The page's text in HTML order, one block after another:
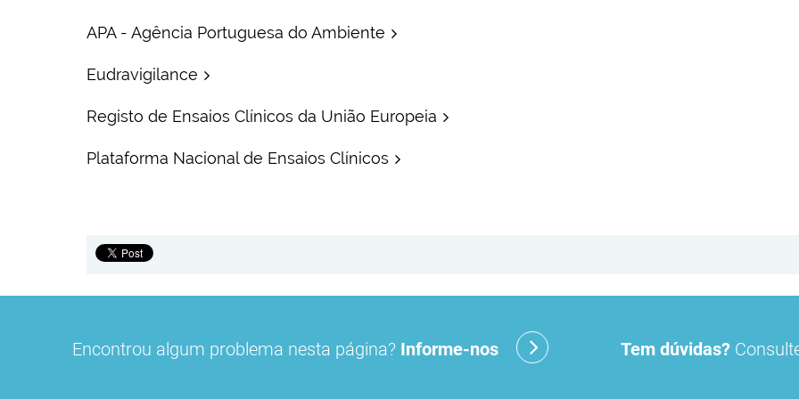
APA - Agência Portuguesa do Ambiente
Eudravigilance
Registo de Ensaios Clínicos da União Europeia
Plataforma Nacional de Ensaios Clínicos
Encontrou algum problema nesta página? Informe-nos Tem dúvidas?